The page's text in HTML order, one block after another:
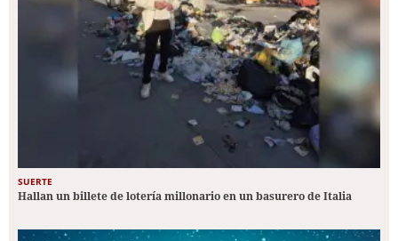
SUERTE
Hallan un billete de lotería millonario en un basurero de Italia